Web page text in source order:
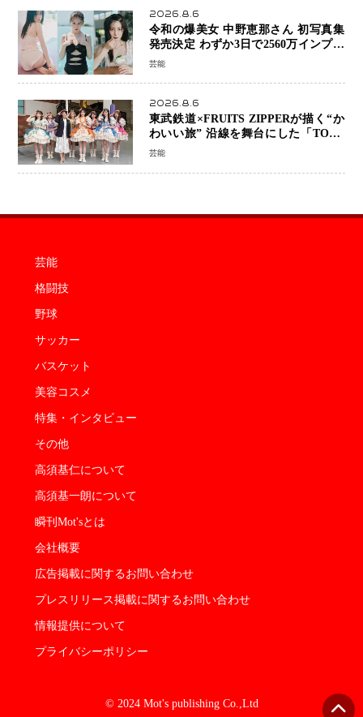
2026.8.6
令和の爆美女 中野恵那さん 初写真集
発売決定 わずか3日で2560万インプレ
ッションを記録した話題の美貌を凝縮
芸能
2026.8.6
東武鉄道×FRUITS ZIPPERが描く“か
わいい旅” 沿線を舞台にした「TOBU
KAWAII PROJECT」が開幕
芸能
芸能
格闘技
野球
サッカー
バスケット
美容コスメ
特集・インタビュー
その他
高須基仁について
高須基一朗について
瞬刊Mot'sとは
会社概要
広告掲載に関するお問い合わせ
プレスリリース掲載に関するお問い合わせ
情報提供について
プライバシーポリシー
© 2024 Mot's publishing Co.,Ltd